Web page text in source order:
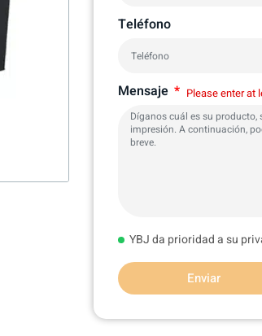
Teléfono
Mensaje Please enter at
YBJ da prioridad a su
Enviar